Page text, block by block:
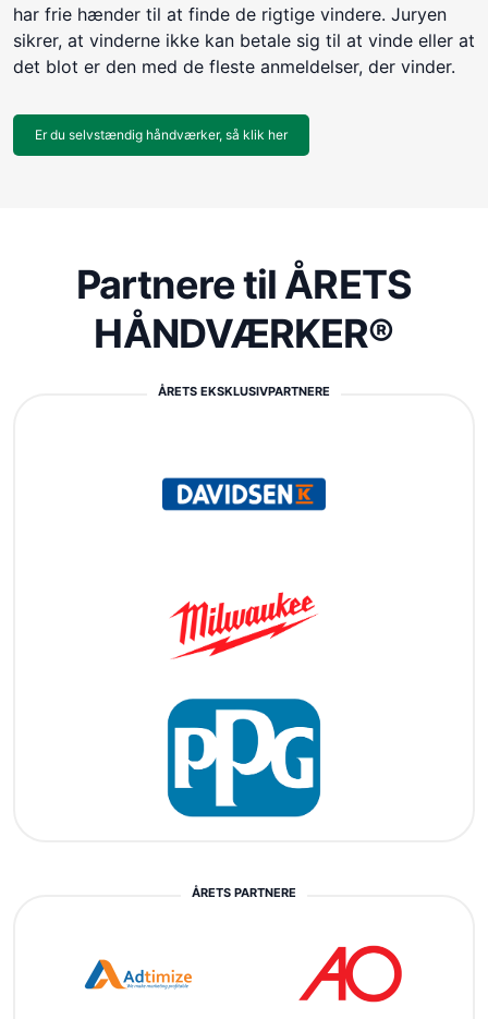
har frie hænder til at finde de rigtige vindere. Juryen
sikrer, at vinderne ikke kan betale sig til at vinde eller at
det blot er den med de fleste anmeldelser, der vinder.
Er du selvstændig håndværker, så klik her
Partnere til ÅRETS
HÅNDVÆRKER®
ÅRETS EKSKLUSIVPARTNERE
ÅRETS PARTNERE